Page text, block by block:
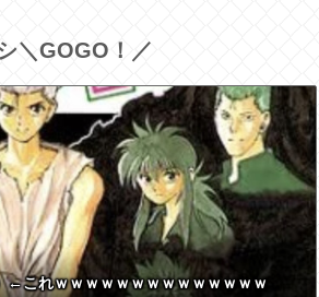
＼GOGO！／
これｗｗｗｗｗｗｗｗｗｗｗｗｗｗ